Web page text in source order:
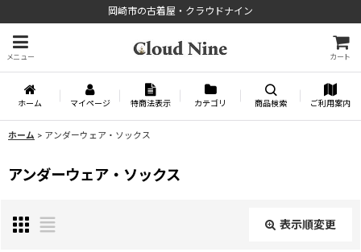
岡崎市の古着屋・クラウドナイン
メニュー カート
ホーム マイページ 特商法表示 カテゴリ 商品検索 ご利用案内
ホーム > アンダーウェア・ソックス
アンダーウェア・ソックス
表示順変更